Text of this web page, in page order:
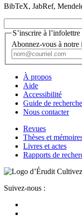
BibTeX, JabRef,
S’inscrire à
Abonnez-vous à notre
À propos
Aide
Accessibilité
Guide de recherche
Nous contacter
Revues
Thèses et
Livres et actes
Rapports de
Suivez-nous :